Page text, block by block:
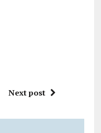
Next post